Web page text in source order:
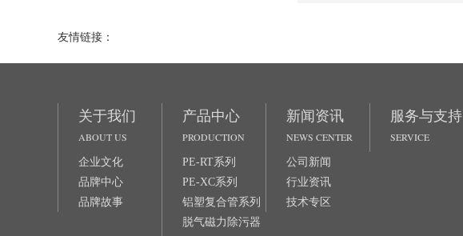
友情链接：
关于我们
ABOUT US
企业文化
品牌中心
品牌故事
产品中心
PRODUCTION
PE-RT系列
PE-XC系列
铝塑复合管系列
脱气磁力除污器
新闻资讯
NEWS CENTER
公司新闻
行业资讯
技术专区
服务与支持
SERVICE